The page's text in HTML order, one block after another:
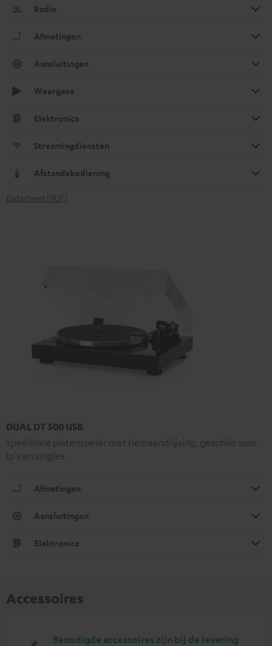
Radio
Afmetingen
Aansluitingen
Weergave
Elektronica
Streamingdiensten
Afstandsbediening
Datasheet [PDF]
DUAL DT 500 USB
Speelklare platenspeler met riemaandrijving, geschikt voor
lp's en singles.
Afmetingen
Aansluitingen
Elektronica
Accessoires
Benodigde accessoires zijn bij de levering